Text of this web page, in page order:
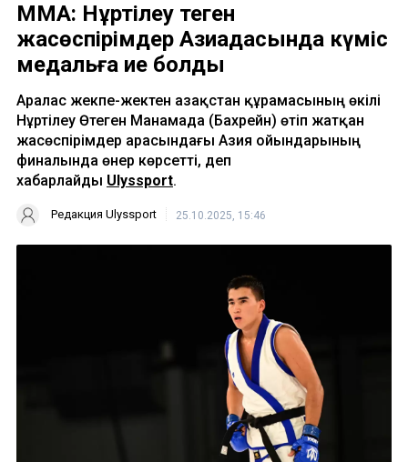
MMA: Нұртілеу Өтеген
жасөспірімдер Азиадасында күміс
медальға ие болды
Аралас жекпе-жектен Қазақстан құрамасының өкілі
Нұртілеу Өтеген Манамада (Бахрейн) өтіп жатқан
жасөспірімдер арасындағы Азия ойындарының
финалында өнер көрсетті, деп
хабарлайды Ulyssport.
Редакция Ulyssport 25.10.2025, 15:46